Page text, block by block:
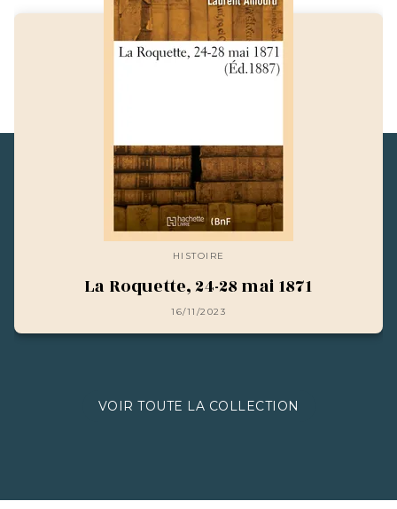
HISTOIRE
La Roquette, 24-28 mai 1871
16/11/2023
VOIR TOUTE LA COLLECTION